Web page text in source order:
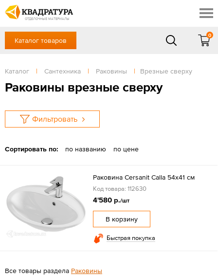
ОТДЕЛОЧНЫЕ МАТЕРИАЛЫ
Скидки
Акции
Готовые решения
Доставка и оплата
Отзывы
+7 (863) 309-13-16
Сб, Вс — выходной
ЗАКАЗАТЬ ЗВОНОК
Каталог товаров
0
Каталог | Сантехника | Раковины | Врезные сверху
Раковины врезные сверху
Фильтровать
Сортировать по: по названию по цене
Раковина Cersanit Calla 54x41 см
Код товара: 112630
4'580 р./шт
В корзину
Быстрая покупка
Все товары раздела Раковины